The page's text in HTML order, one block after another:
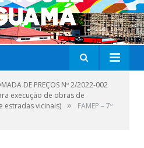
DE PREÇOS Nº 2/2022-002
execução de obras de
estradas vicinais) »
FAMEP – 7º